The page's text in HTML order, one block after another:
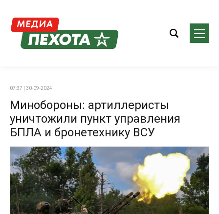
07:37 | 30-09-2024
Минобороны: артиллеристы
уничтожили пункт управления
БПЛА и бронетехнику ВСУ